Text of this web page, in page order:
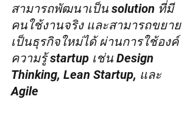
สามารถพัฒนาเป็น solution ที่มี
คนใช้งานจริง และสามารถขยาย
เป็นธุรกิจใหม่ได้ ผ่านการใช้องค์
ความรู้ startup เช่น Design
Thinking, Lean Startup, และ
Agile